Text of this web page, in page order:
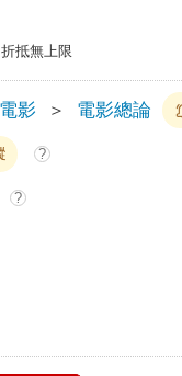
折抵無上限
電影 ＞ 電影總論
?
?